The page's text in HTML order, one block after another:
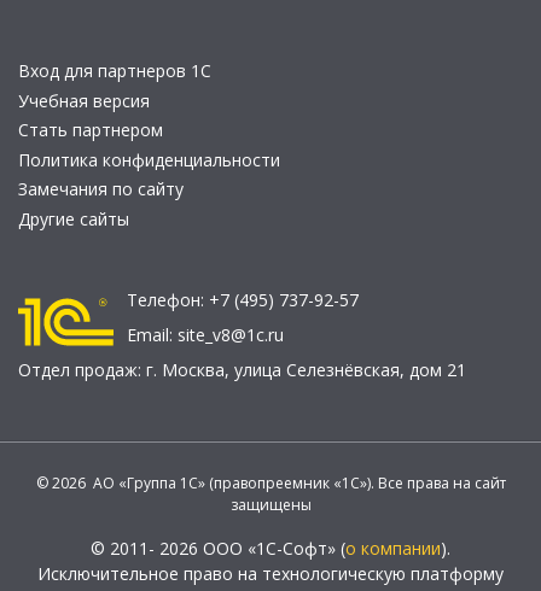
Вход для партнеров 1С
Учебная версия
Стать партнером
Политика конфиденциальности
Замечания по сайту
Другие сайты
Телефон: +7 (495) 737-92-57
Email: site_v8@1c.ru
Отдел продаж: г. Москва, улица Селезнёвская, дом 21
© 2026 АО «Группа 1С» (правопреемник «1С»). Все права на сайт
защищены
© 2011- 2026 ООО «1С-Софт» (о компании).
Исключительное право на технологическую платформу